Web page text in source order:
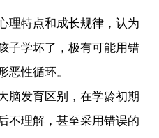
理特点和成长规律，认为
子学坏了，极有可能用错
恶性循环。
脑发育区别，在学龄初期
不理解，甚至采用错误的